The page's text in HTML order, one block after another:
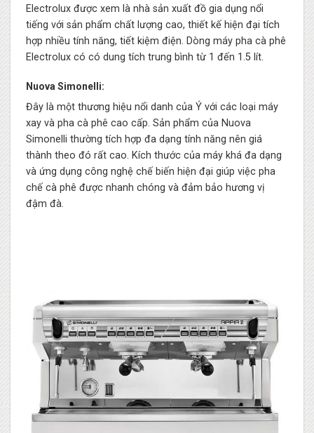
Electrolux được xem là nhà sản xuất đồ gia dụng nổi
tiếng với sản phẩm chất lượng cao, thiết kế hiện đại tích
hợp nhiều tính năng, tiết kiệm điện. Dòng máy pha cà phê
Electrolux có có dung tích trung bình từ 1 đến 1.5 lít.
Nuova Simonelli:
Đây là một thương hiệu nổi danh của Ý với các loại máy
xay và pha cà phê cao cấp. Sản phẩm của Nuova
Simonelli thường tích hợp đa dạng tính năng nên giá
thành theo đó rất cao. Kích thước của máy khá đa dạng
và ứng dụng công nghệ chế biến hiện đại giúp việc pha
chế cà phê được nhanh chóng và đảm bảo hương vị
đậm đà.